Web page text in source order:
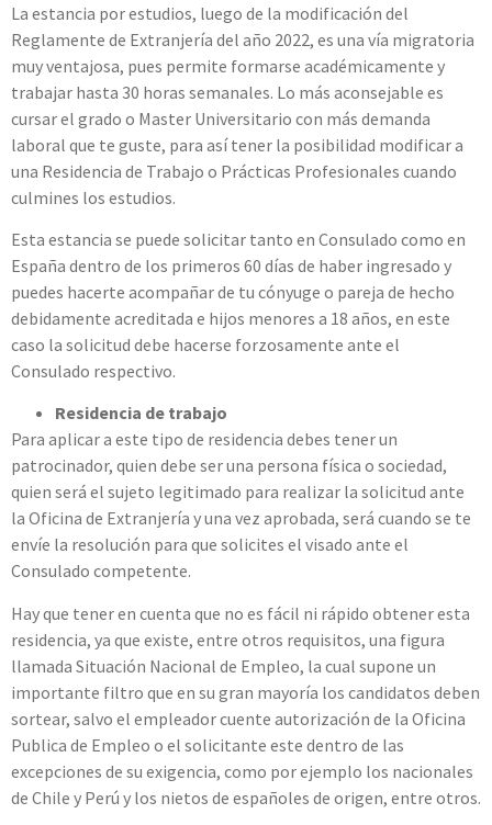
La estancia por estudios, luego de la modificación del
Reglamente de Extranjería del año 2022, es una vía migratoria
muy ventajosa, pues permite formarse académicamente y
trabajar hasta 30 horas semanales. Lo más aconsejable es
cursar el grado o Master Universitario con más demanda
laboral que te guste, para así tener la posibilidad modificar a
una Residencia de Trabajo o Prácticas Profesionales cuando
culmines los estudios.
Esta estancia se puede solicitar tanto en Consulado como en
España dentro de los primeros 60 días de haber ingresado y
puedes hacerte acompañar de tu cónyuge o pareja de hecho
debidamente acreditada e hijos menores a 18 años, en este
caso la solicitud debe hacerse forzosamente ante el
Consulado respectivo.
Residencia de trabajo
Para aplicar a este tipo de residencia debes tener un
patrocinador, quien debe ser una persona física o sociedad,
quien será el sujeto legitimado para realizar la solicitud ante
la Oficina de Extranjería y una vez aprobada, será cuando se te
envíe la resolución para que solicites el visado ante el
Consulado competente.
Hay que tener en cuenta que no es fácil ni rápido obtener esta
residencia, ya que existe, entre otros requisitos, una figura
llamada Situación Nacional de Empleo, la cual supone un
importante filtro que en su gran mayoría los candidatos deben
sortear, salvo el empleador cuente autorización de la Oficina
Publica de Empleo o el solicitante este dentro de las
excepciones de su exigencia, como por ejemplo los nacionales
de Chile y Perú y los nietos de españoles de origen, entre otros.